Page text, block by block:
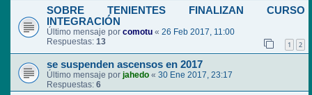
SOBRE TENIENTES FINALIZAN CURSO
INTEGRACIÓN
Último mensaje por comotu « 26 Feb 2017, 11:00
Respuestas: 13 1 2
se suspenden ascensos en 2017
Último mensaje por jahedo « 30 Ene 2017, 23:17
Respuestas: 6